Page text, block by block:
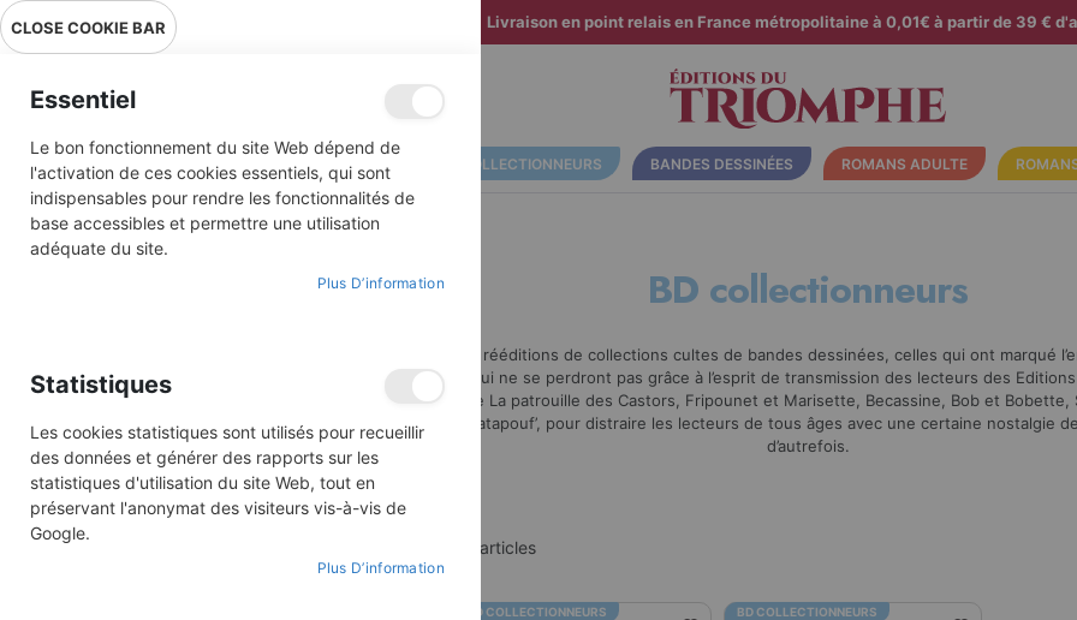
Livraison en point relais en France métropolitaine à 0,01€ à partir de 39 €
ALBUMS ILLUSTRÉS BD COLLECTIONNEURS BANDES DESSINÉES ROMANS ADULTE
BD collectionneurs
Découvrez nos rééditions de collections cultes de bandes dessinées, celles qui ont marqué
générations et qui ne se perdront pas grâce à l’esprit de transmission des lecteurs des
tous les héros de La patrouille des Castors, Fripounet et Marisette, Becassine, Bob et
ou encore Patapouf’, pour distraire les lecteurs de tous âges avec une certaine nostalgie
d’autrefois.
articles
BD COLLECTIONNEURS BD COLLECTIONNEURS
CLOSE COOKIE BAR
Essentiel
Le bon fonctionnement du site Web dépend de
l'activation de ces cookies essentiels, qui sont
indispensables pour rendre les fonctionnalités de
base accessibles et permettre une utilisation
adéquate du site.
Plus D’information
Statistiques
Les cookies statistiques sont utilisés pour recueillir
des données et générer des rapports sur les
statistiques d'utilisation du site Web, tout en
préservant l'anonymat des visiteurs vis-à-vis de
Google.
Plus D’information